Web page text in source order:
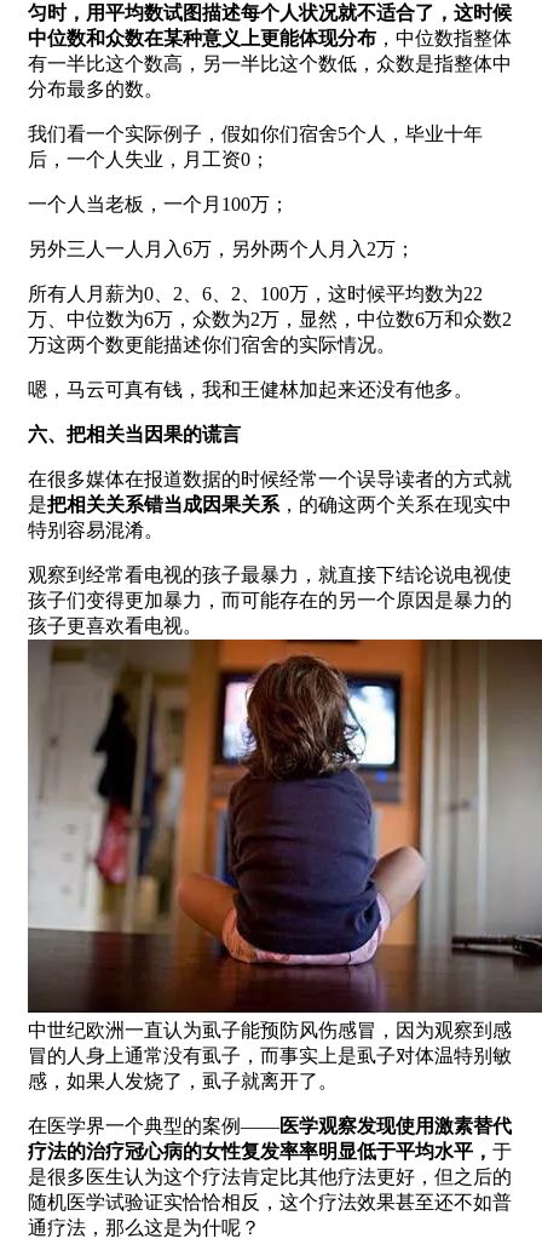
匀时，用平均数试图描述每个人状况就不适合了，这时候
中位数和众数在某种意义上更能体现分布 ，中位数指整体
有一半比这个数高，另一半比这个数低，众数是指整体中
分布最多的数。
我们看一个实际例子，假如你们宿舍5个人，毕业十年
后，一个人失业，月工资0；
一个人当老板，一个月100万；
另外三人一人月入6万，另外两个人月入2万；
所有人月薪为0、2、6、2、100万，这时候平均数为22
万、中位数为6万，众数为2万，显然，中位数6万和众数2
万这两个数更能描述你们宿舍的实际情况。
嗯，马云可真有钱，我和王健林加起来还没有他多。
六、把相关当因果的谎言
在很多媒体在报道数据的时候经常一个误导读者的方式就
是把相关关系错当成因果关系 ，的确这两个关系在现实中
特别容易混淆。
观察到经常看电视的孩子最暴力，就直接下结论说电视使
孩子们变得更加暴力，而可能存在的另一个原因是暴力的
孩子更喜欢看电视。
中世纪欧洲一直认为虱子能预防风伤感冒，因为观察到感
冒的人身上通常没有虱子，而事实上是虱子对体温特别敏
感，如果人发烧了，虱子就离开了。
在医学界一个典型的案例——医学观察发现使用激素替代
疗法的治疗冠心病的女性复发率率明显低于平均水平， 于
是很多医生认为这个疗法肯定比其他疗法更好，但之后的
随机医学试验证实恰恰相反，这个疗法效果甚至还不如普
通疗法，那么这是为什呢？